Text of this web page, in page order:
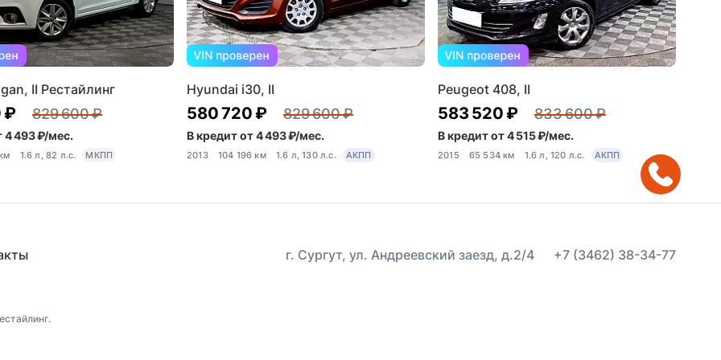
II Рестайлинг
₽ 829 600 ₽
4 493 ₽/мес.
1.6 л, 82 л.с. МКПП
Hyundai i30, II
580 720 ₽ 829 600 ₽
В кредит от 4 493 ₽/мес.
2013 104 196 км 1.6 л, 130 л.с. АКПП
Peugeot 408, II
583 520 ₽ 833 600 ₽
В кредит от 4 515 ₽/мес.
2015 65 534 км 1.6 л, 120 л.с. АКПП
г. Сургут, ул. Андреевский заезд, д.2/4 +7 (3462) 38-34-77